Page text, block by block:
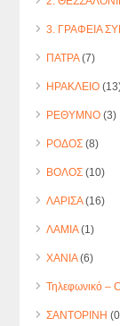
3. ΓΡΑΦΕΙΑ
ΠΑΤΡΑ(7)
ΗΡΑΚΛΕΙΟ
ΡΕΘΥΜΝΟ (3)
ΡΟΔΟΣ (8)
ΒΟΛΟΣ (10)
ΛΑΡΙΣΑ(16)
ΛΑΜΙΑ(1)
ΧΑΝΙΑ(6)
Τηλεφωνικό –
ΣΑΝΤΟΡΙΝΗ